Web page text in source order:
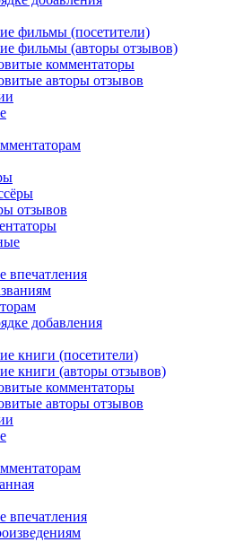
фильмы (посетители)
фильмы (авторы отзывов)
комментаторы
авторы отзывов
отзывов
впечатления
добавления
книги (посетители)
книги (авторы отзывов)
комментаторы
авторы отзывов
впечатления